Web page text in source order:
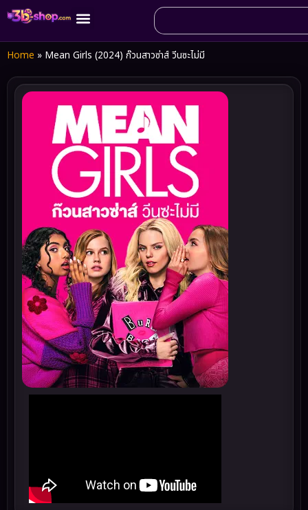
Home » Mean Girls (2024) ก๊วนสาวซ่าส์ วีนซะไม่มี